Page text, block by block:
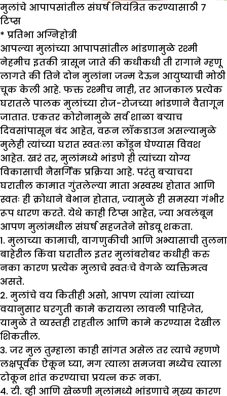
मुलांचे आपापसांतील संघर्ष नियंत्रित करण्यासाठी 7
टिप्स
* प्रतिभा अग्निहोत्री
आपल्या मुलांच्या आपापसांतील भांडणामुळे रश्मी
नेहमीच इतकी त्रासून जाते की कधीकधी ती रागाने म्हणू
लागते की तिने दोन मुलांना जन्म देऊन आयुष्याची मोठी
चूक केली आहे. फक्त रश्मीच नाही, तर आजकाल प्रत्येक
घरातले पालक मुलांच्या रोज-रोजच्या भांडणाने वैतागून
जातात. एकतर कोरोनामुळे सर्व शाळा बर्‍याच
दिवसांपासून बंद आहेत, वरून लॉकडाउन असल्यामुळे
मुलेही त्यांच्या घरात स्वतःला कोंडून घेण्यास विवश
आहेत. खरं तर, मुलांमध्ये भांडणे ही त्यांच्या योग्य
विकासाची नैसर्गिक प्रक्रिया आहे. परंतु बर्‍याचदा
घरातील कामात गुंतलेल्या माता अस्वस्थ होतात आणि
स्वतः ही क्रोधाने बेभान होतात, ज्यामुळे ही समस्या गंभीर
रूप धारण करते. येथे काही टिप्स आहेत, ज्या अवलंबून
आपण मुलांमधील संघर्ष सहजतेने सोडवू शकता.
1. मुलाच्या कामाची, वागणुकीची आणि अभ्यासाची तुलना
बाहेरील किंवा घरातील इतर मुलांबरोबर कधीही करु
नका कारण प्रत्येक मुलाचे स्वतःचे वेगळे व्यक्तिमत्व
असते.
2. मुलांचे वय कितीही असो, आपण त्यांना त्यांच्या
वयानुसार घरगुती कामे करायला लावली पाहिजेत,
यामुळे ते व्यस्तही राहतील आणि कामे करण्यास देखील
शिकतील.
3. जर मुल तुम्हाला काही सांगत असेल तर त्याचे म्हणणे
लक्षपूर्वक ऐकून घ्या, मग त्याला समजवा मध्येच त्याला
टोकून शांत करण्याचा प्रयत्न करू नका.
4. टी. व्ही आणि खेळणी मुलांमध्ये भांडणाचे मुख्य कारण